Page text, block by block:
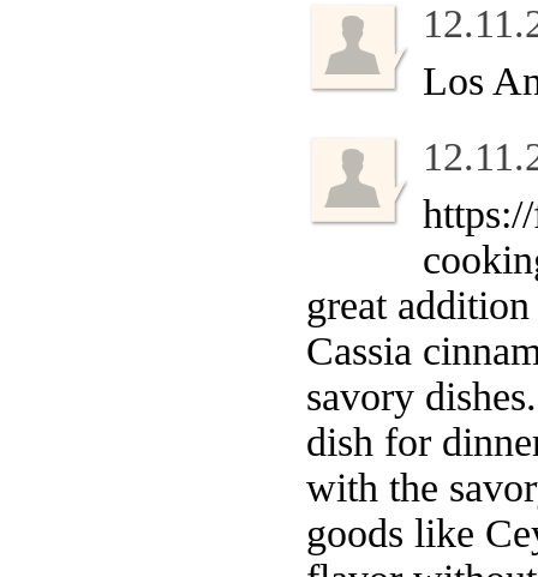
Los
great
Cassia
savory
dish for
with the
goods like